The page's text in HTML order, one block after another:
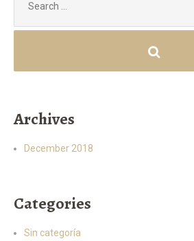
for:
Archives
December 2018
Categories
Sin categoría